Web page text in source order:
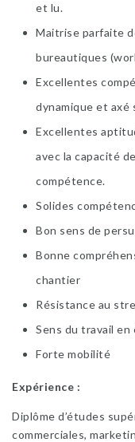
et lu.
Maitrise parfaite
bureautiques
Excellentes
dynamique et axé
Excellentes
avec la capacité
compétence.
Solides
Bon sens de
Bonne
chantier
Résistance au
Sens du travail en
Forte mobilité
Expérience :
Diplôme d’études
commerciales,